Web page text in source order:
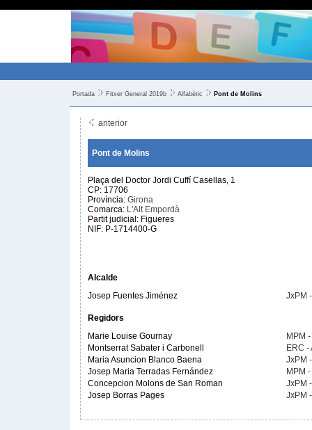
Portada Fitxer General 2019b Alfabètic Pont de Molins
anterior
Pont de Molins
Plaça del Doctor Jordi Cuffí Casellas, 1
CP: 17706
Província: Girona
Comarca: L'Alt Empordà
Partit judicial: Figueres
NIF: P-1714400-G
Alcalde
Josep Fuentes Jiménez
JxPM
Regidors
Marie Louise Gournay
MPM
Montserrat Sabater i Carbonell
ERC -
Maria Asuncion Blanco Baena
JxPM
Josep Maria Terradas Fernández
MPM
Concepcion Molons de San Roman
JxPM
Josep Borras Pages
JxPM